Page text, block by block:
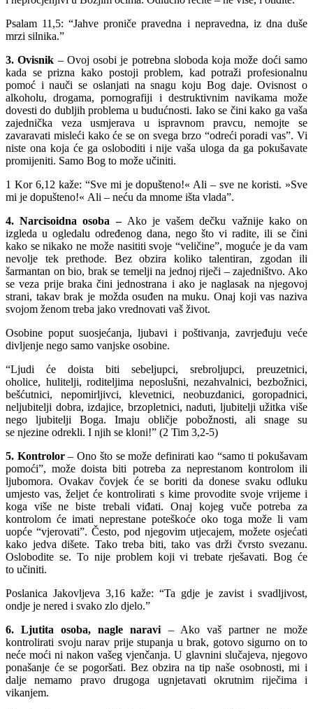
Psalam 11,5: “Jahve proniče pravedna i nepravedna, iz dna duše
mrzi silnika.”
3. Ovisnik – Ovoj osobi je potrebna sloboda koja može doći samo
kada se prizna kako postoji problem, kad potraži profesionalnu
pomoć i nauči se oslanjati na snagu koju Bog daje. Ovisnost o
alkoholu, drogama, pornografiji i destruktivnim navikama može
dovesti do dubljih problema u budućnosti. Iako se čini kako ga vaša
zajednička veza usmjerava u ispravnom pravcu, nemojte se
zavaravati misleći kako će se on svega brzo “odreći poradi vas”. Vi
niste ona koja će ga osloboditi i nije vaša uloga da ga pokušavate
promijeniti. Samo Bog to može učiniti.
1 Kor 6,12 kaže: “Sve mi je dopušteno!« Ali – sve ne koristi. »Sve
mi je dopušteno!« Ali – neću da mnome išta vlada”.
4. Narcisoidna osoba –Ako je vašem dečku važnije kako on
izgleda u ogledalu određenog dana, nego što vi radite, ili se čini
kako se nikako ne može nasititi svoje “veličine”, moguće je da vam
nevolje tek prethode. Bez obzira koliko talentiran, zgodan ili
šarmantan on bio, brak se temelji na jednoj riječi – zajedništvo. Ako
se veza prije braka čini jednostrana i ako je naglasak na njegovoj
strani, takav brak je možda osuđen na muku. Onaj koji vas naziva
svojom ženom treba jako vrednovati vaš život.
Osobine poput suosjećanja, ljubavi i poštivanja, zavrjeđuju veće
divljenje nego samo vanjske osobine.
“Ljudi će doista biti sebeljupci, srebroljupci, preuzetnici,
oholice, hulitelji, roditeljima neposlušni, nezahvalnici, bezbožnici,
bešćutnici, nepomirljivci, klevetnici, neobuzdanici, goropadnici,
neljubitelji dobra, izdajice, brzopletnici, naduti, ljubitelji užitka više
nego ljubitelji Boga. Imaju obličje pobožnosti, ali snage su
se njezine odrekli. I njih se kloni!” (2 Tim 3,2-5)
5. Kontrolor– Ono što se može definirati kao “samo ti pokušavam
pomoći”, može doista biti potreba za neprestanom kontrolom ili
ljubomora. Ovakav čovjek će se boriti da donese svaku odluku
umjesto vas, željet će kontrolirati s kime provodite svoje vrijeme i
koga više ne biste trebali viđati. Onaj kojeg vuče potreba za
kontrolom će imati neprestane poteškoće oko toga može li vam
uopće “vjerovati”. Često, pod njegovim utjecajem, možete osjećati
kako jedva dišete. Tako treba biti, tako vas drži čvrsto svezanu.
Oslobodite se. To nije problem koji vi trebate rješavati. Bog će
to učiniti.
Poslanica Jakovljeva 3,16 kaže: “Ta gdje je zavist i svadljivost,
ondje je nered i svako zlo djelo.”
6. Ljutita osoba, nagle naravi – Ako vaš partner ne može
kontrolirati svoju narav prije stupanja u brak, gotovo sigurno on to
neće moći ni nakon vašeg vjenčanja. U glavnini slučajeva, njegovo
ponašanje će se pogoršati. Bez obzira na tip naše osobnosti, mi i
dalje nemamo pravo drugoga ugnjetavati okrutnim riječima i
vikanjem.